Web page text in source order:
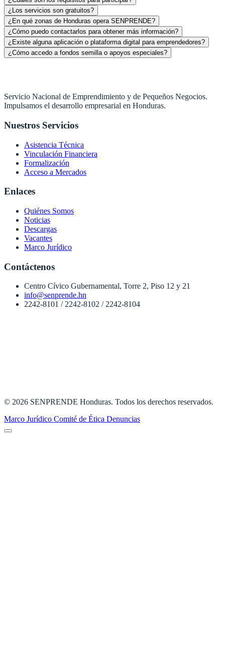
¿Los servicios son gratuitos?
¿En qué zonas de Honduras opera SENPRENDE?
¿Cómo puedo contactarlos para obtener más información?
¿Existe alguna aplicación o plataforma digital para emprendedores?
¿Cómo accedo a fondos semilla o apoyos especiales?
Servicio Nacional de Emprendimiento y de Pequeños Negocios.
Impulsamos el desarrollo empresarial en Honduras.
Nuestros Servicios
Asistencia Técnica
Vinculación Financiera
Formalización
Acceso a Mercados
Enlaces
Quiénes Somos
Noticias
Descargas
Vacantes
Marco Jurídico
Contáctenos
Centro Cívico Gubernamental, Torre 2, Piso 12 y 21
info@senprende.hn
2242-8101 / 2242-8102 / 2242-8104
© 2026 SENPRENDE Honduras. Todos los derechos reservados.
Marco Jurídico Comité de Ética Denuncias